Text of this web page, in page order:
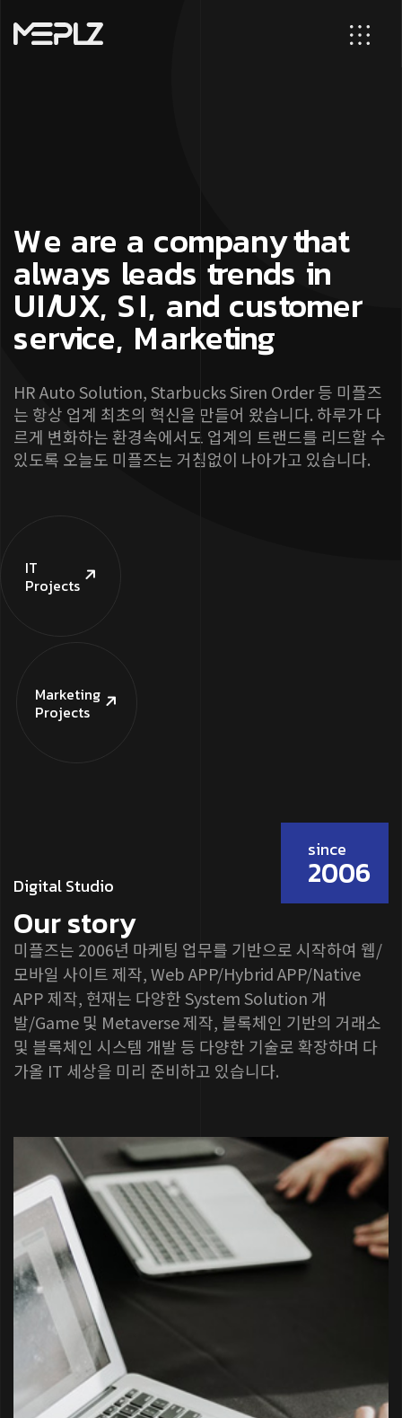
We
­ are
­ a
­ company
­ that
­
always
­
leads
­
trends in
­
UI/UX,
­
SI,
­
and
­
customer
­
service, Marketing
IT
Projects
Marketing
Projects
HR Auto Solution, Starbucks Siren Order 등 미플즈
는 항상 업계 최초의 혁신을 만들어 왔습니다. 하루가 다
르게 변화하는 환경속에서도 업계의 트랜드를 리드할 수
있도록 오늘도 미플즈는 거침없이 나아가고 있습니다.
since
2006
Digital Studio
Our story
미플즈는 2006년 마케팅 업무를 기반으로 시작하여 웹/
모바일 사이트 제작, Web APP/Hybrid APP/Native
APP 제작, 현재는 다양한 System Solution 개
발/Game 및 Metaverse 제작, 블록체인 기반의 거래소
및 블록체인 시스템 개발 등 다양한 기술로 확장하며 다
가올 IT 세상을 미리 준비하고 있습니다.